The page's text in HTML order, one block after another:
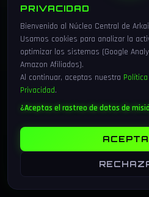
PRIVACIDAD
Bienvenido al Núcleo Central de
Usamos cookies para analizar la
optimizar los sistemas (Google
Amazon Afiliados).
Al continuar, aceptas nuestra
Privacidad.
¿Aceptas el rastreo de datos de